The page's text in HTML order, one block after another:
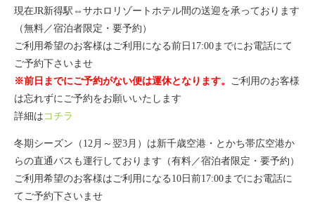
現在JR新得駅⇔サホロリゾートホテル間の送迎を承っております
（無料／宿泊者限定・要予約）
ご利用希望のお客様はご利用になる前日17:00までにお電話にて
ご予約下さいませ
※前日までにご予約がない便は運休となります。
ご利用のお客様
は忘れずにご予約をお願いいたします
詳細は コチラ
冬期シーズン（12月～翌3月）は新千歳空港・とかち帯広空港か
らの直通バスも運行しております（有料／宿泊者限定・要予約）
ご利用希望のお客様はご利用になる10日前17:00までにお電話に
てご予約下さいませ